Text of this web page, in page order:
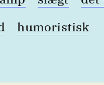
humoristisk